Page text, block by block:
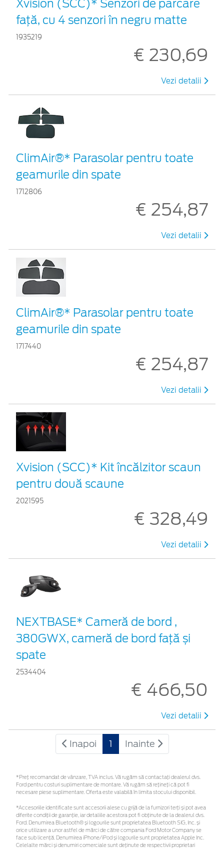
Xvision (SCC)* Senzori de parcare
faţă, cu 4 senzori în negru matte
1935219
€ 230,69
Vezi detalii
ClimAir®* Parasolar pentru toate
geamurile din spate
1712806
€ 254,87
Vezi detalii
ClimAir®* Parasolar pentru toate
geamurile din spate
1717440
€ 254,87
Vezi detalii
Xvision (SCC)* Kit încălzitor scaun
pentru două scaune
2021595
€ 328,49
Vezi detalii
NEXTBASE* Cameră de bord ,
380GWX, cameră de bord față și
spate
2534404
€ 466,50
Vezi detalii
Inapoi 1 Inainte
*Preţ recomandat de vânzare, TVA inclus. Vă rugăm să contactaţi dealerul dvs.
Ford pentru costuri suplimentare de montare. Vă rugăm să rețineți că pot fi
necesare piese suplimentare. Oferta este valabilă în limita stocului disponibil.
*Accesoriile identificate sunt accesorii alese cu grijă de la furnizori terți și pot avea
diferite condiții de garanție, iar detaliile acestora pot fi obținute de la dealerul dvs.
Ford. Denumirea Bluetooth® și logourile sunt proprietatea Bluetooth SIG, Inc. și
orice utilizare a unor astfel de mărci de către compania Ford Motor Company se
face sub licență. Denumirea iPhone/iPod și logourile sunt proprietatea Apple Inc.
Celelalte mărci și denumiri comerciale sunt deținute de respectivii proprietari